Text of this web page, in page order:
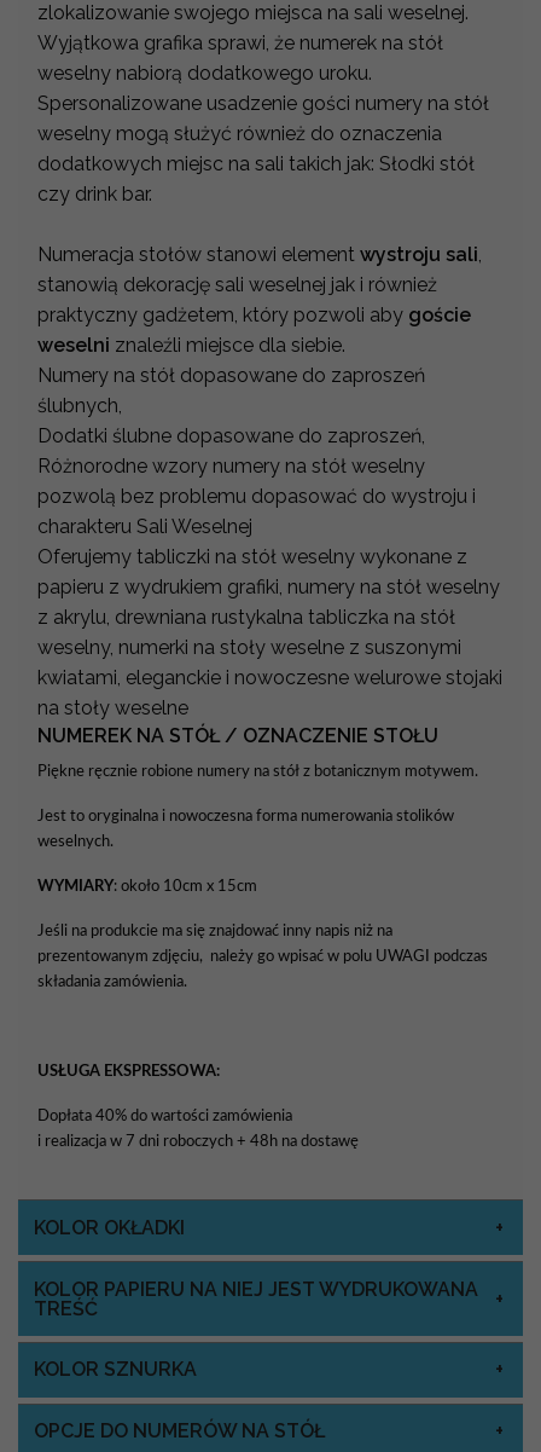
zlokalizowanie swojego miejsca na sali weselnej.
Wyjątkowa grafika sprawi, że numerek na stół
weselny nabiorą dodatkowego uroku.
Spersonalizowane usadzenie gości numery na stół
weselny mogą służyć również do oznaczenia
dodatkowych miejsc na sali takich jak: Słodki stół
czy drink bar.
Numeracja stołów stanowi element wystroju sali,
stanowią dekorację sali weselnej jak i również
praktyczny gadżetem, który pozwoli aby goście
weselni znaleźli miejsce dla siebie.
Numery na stół dopasowane do zaproszeń
ślubnych,
Dodatki ślubne dopasowane do zaproszeń,
Różnorodne wzory numery na stół weselny
pozwolą bez problemu dopasować do wystroju i
charakteru Sali Weselnej
Oferujemy tabliczki na stół weselny wykonane z
papieru z wydrukiem grafiki, numery na stół weselny
z akrylu, drewniana rustykalna tabliczka na stół
weselny, numerki na stoły weselne z suszonymi
kwiatami, eleganckie i nowoczesne welurowe stojaki
na stoły weselne
NUMEREK NA STÓŁ / OZNACZENIE STOŁU
Piękne ręcznie robione numery na stół z botanicznym motywem.
Jest to oryginalna i nowoczesna forma numerowania stolików
weselnych.
WYMIARY: około 10cm x 15cm
Jeśli na produkcie ma się znajdować inny napis niż na
prezentowanym zdjęciu, należy go wpisać w polu UWAGI podczas
składania zamówienia.
USŁUGA EKSPRESSOWA:
Dopłata 40% do wartości zamówienia
i realizacja w 7 dni roboczych + 48h na dostawę
KOLOR OKŁADKI
KOLOR PAPIERU NA NIEJ JEST WYDRUKOWANA
TREŚĆ
KOLOR SZNURKA
OPCJE DO NUMERÓW NA STÓŁ